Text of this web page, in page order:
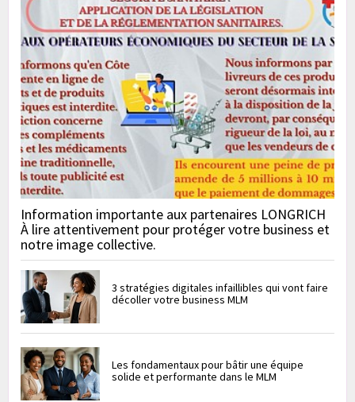
Information importante aux partenaires LONGRICH
À lire attentivement pour protéger votre business et
notre image collective.
3 stratégies digitales infaillibles qui vont faire
décoller votre business MLM
Les fondamentaux pour bâtir une équipe
solide et performante dans le MLM